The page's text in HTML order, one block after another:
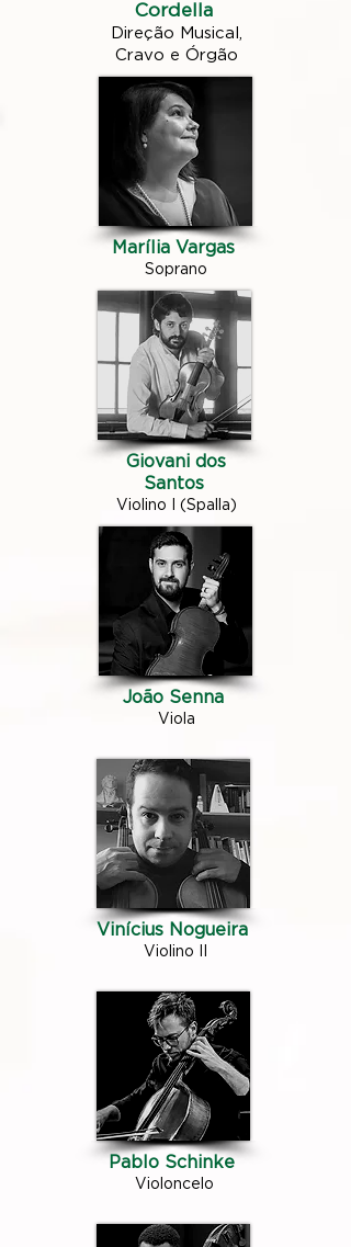
Cordella
Direção Musical,
Cravo e Órgão
Marília Vargas
Soprano
Giovani dos
Santos
Violino I (Spalla)
João Senna
Viola
Vinícius Nogueira
Violino II
Pablo Schinke
Violoncelo